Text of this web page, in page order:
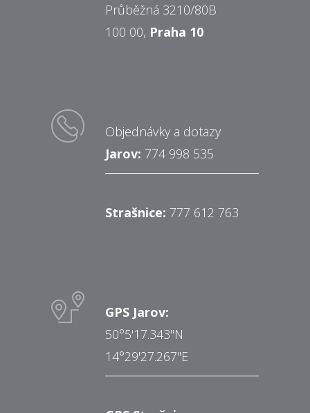
Průběžná 3210/80B
100 00, Praha 10
Objednávky a dotazy
Jarov: 774 998 535
Strašnice: 777 612 763
GPS Jarov:
50°5'17.343"N
14°29'27.267"E